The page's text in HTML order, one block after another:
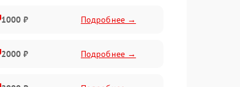
1000 ₽ Подробнее →
2000 ₽ Подробнее →